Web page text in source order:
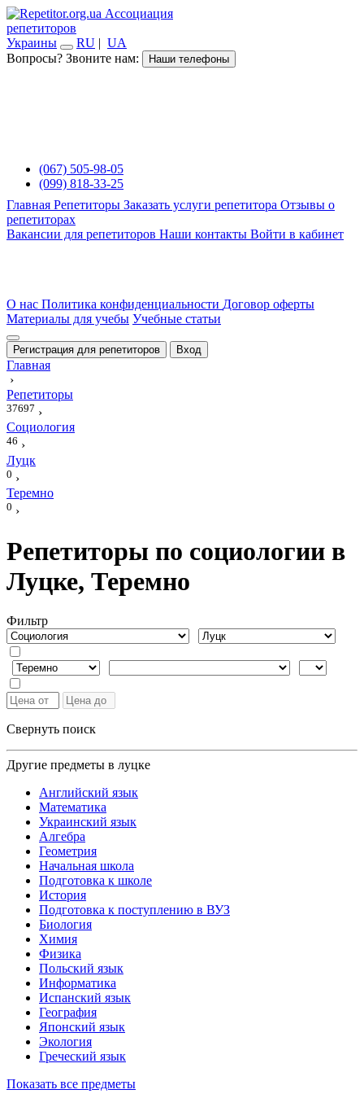
Ассоциация
репетиторов
Украины
RU | UA
Вопросы? Звоните нам:
Наши телефоны
(067) 505-98-05
(099) 818-33-25
Главная Репетиторы Заказать услуги репетитора Отзывы о
репетиторах
Вакансии для репетиторов Наши контакты Войти в кабинет
О нас Политика конфиденциальности Договор оферты
Материалы для учебы Учебные статьи
Регистрация для репетиторов Вход
Главная
›
Репетиторы
37697 ›
Социология
46 ›
Луцк
0 ›
Теремно
0 ›
Репетиторы по социологии в
Луцке, Теремно
Фильтр
Свернуть поиск
Другие предметы в луцке
Английский язык
Математика
Украинский язык
Алгебра
Геометрия
Начальная школа
Подготовка к школе
История
Подготовка к поступлению в ВУЗ
Биология
Химия
Физика
Польский язык
Информатика
Испанский язык
География
Японский язык
Экология
Греческий язык
Показать все предметы